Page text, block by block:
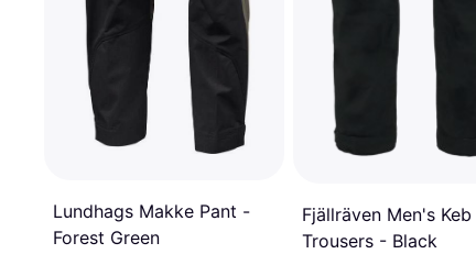
Lundhags Makke Pant -
Forest Green
Fjällräven Men's Keb
Trousers - Black